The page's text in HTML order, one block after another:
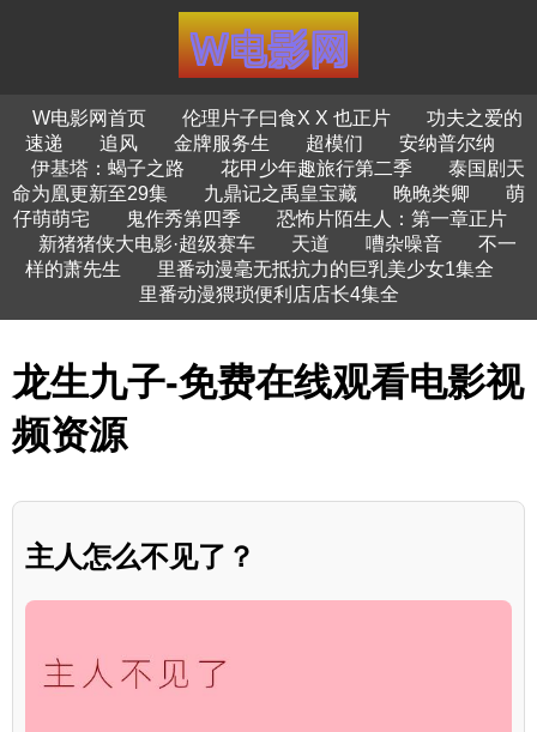
W电影网首页 伦理片子曰食X X 也正片
功夫之爱的
速递
追风 金牌服务生 超模们
安纳普尔纳
伊基塔：蝎子之路
花甲少年趣旅行第二季
泰国剧天
命为凰更新至29集
九鼎记之禹皇宝藏 晚晚类卿
萌
仔萌萌宅
鬼作秀第四季
恐怖片陌生人：第一章正片
新猪猪侠大电影·超级赛车
天道 嘈杂噪音
不一
样的萧先生
里番动漫毫无抵抗力的巨乳美少女1集全
里番动漫猥琐便利店店长4集全
龙生九子-免费在线观看电影视
频资源
主人怎么不见了？